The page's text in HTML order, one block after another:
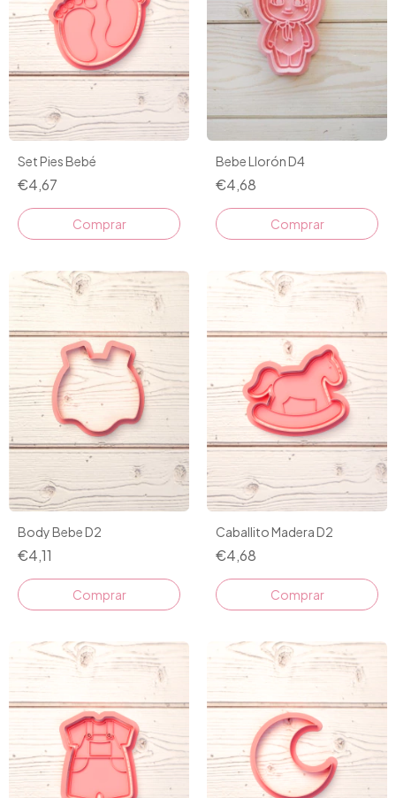
Set Pies Bebé
€4,67
Comprar
Bebe Llorón D4
€4,68
Comprar
Body Bebe D2
€4,11
Comprar
Caballito Madera D2
€4,68
Comprar